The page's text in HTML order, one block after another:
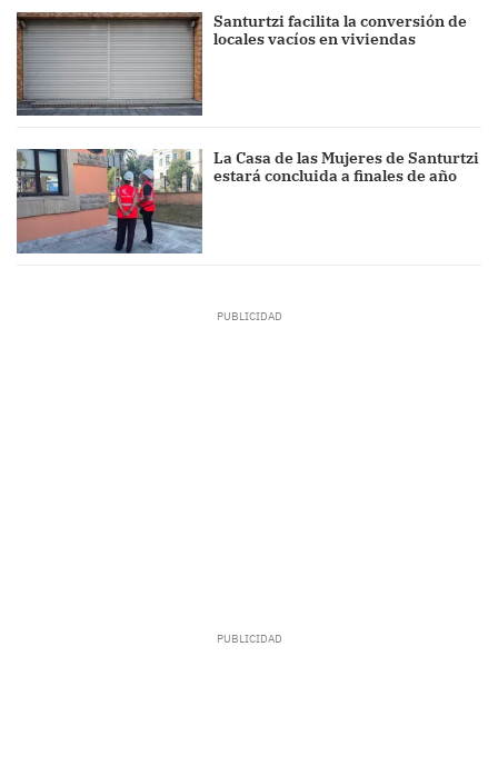
Santurtzi facilita la conversión de
locales vacíos en viviendas
La Casa de las Mujeres de Santurtzi
estará concluida a finales de año